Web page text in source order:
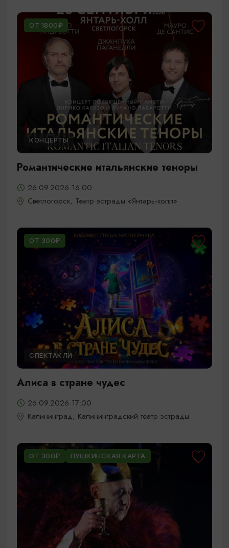
ОТ 1800₽
КОНЦЕРТЫ
Романтические итальянские теноры
26.09.2026 16:00
Светлогорск, Театр эстрады «Янтарь-холл»
ОТ 300₽
СПЕКТАКЛИ
Алиса в стране чудес
26.09.2026 17:00
Калининград, Калининградский театр эстрады
ОТ 300₽ ПУШКИНСКАЯ КАРТА